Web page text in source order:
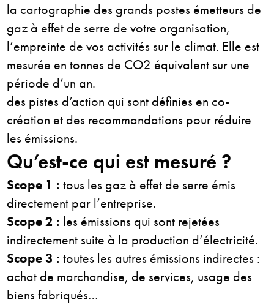
la cartographie des grands postes émetteurs de
gaz à effet de serre de votre organisation,
l’empreinte de vos activités sur le climat. Elle est
mesurée en tonnes de CO2 équivalent sur une
période d’un an.
des pistes d’action qui sont définies en co-
création et des recommandations pour réduire
les émissions.
Qu’est-ce qui est mesuré ?
Scope 1 : tous les gaz à effet de serre émis
directement par l’entreprise.
Scope 2 : les émissions qui sont rejetées
indirectement suite à la production d’électricité.
Scope 3 : toutes les autres émissions indirectes :
achat de marchandise, de services, usage des
biens fabriqués…